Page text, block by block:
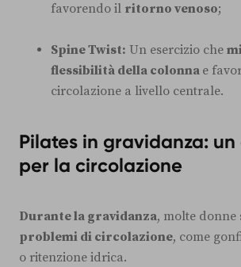
favorendo il ritorno venoso;
Spine Twist: Un esercizio che
flessibilità della colonna e
circolazione a livello centrale.
Pilates in gravidanza:
per la circolazione
Durante la gravidanza, molte
problemi di circolazione, come
o ritenzione idrica.